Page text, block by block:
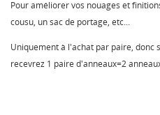
Pour améliorer vos nouages et
cousu, un sac de portage, etc...
Uniquement à l'achat par paire, donc
recevrez 1 paire d'anneaux=2